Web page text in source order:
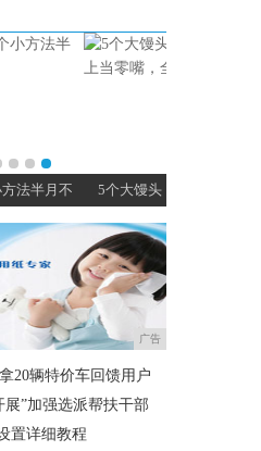
一堆小零食，放餐桌上
广告
20辆特价车回馈用户
”加强选派帮扶干部
置详细教程